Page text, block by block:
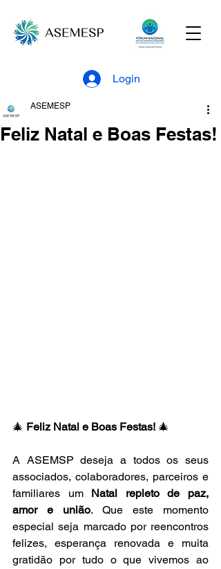
Login
Feliz Natal e Boas Festas!
ASEMESP
🎄 Feliz Natal e Boas Festas! 🎄
A ASEMSP deseja a todos os seus
associados, colaboradores, parceiros e
familiares um Natal repleto de paz,
amor e união. Que este momento
especial seja marcado por reencontros
felizes, esperança renovada e muita
gratidão por tudo o que vivemos ao